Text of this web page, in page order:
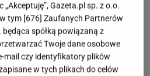
„Akceptuję”, Gazeta.pl sp. z o.o.
tym [676] Zaufanych Partnerów
będąca spółką powiązaną z
Twoje dane osobowe
mail czy identyfikatory plików
w tych plikach do celów